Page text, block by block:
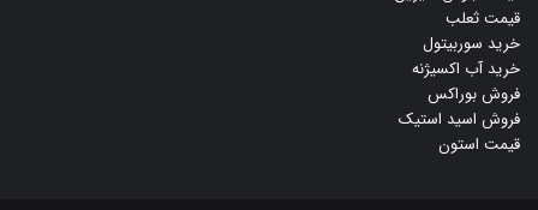
قیمت ثعلب
خرید سوربیتول
خرید آب اکسیژنه
فروش بوراکس
فروش اسید استیک
قیمت استون